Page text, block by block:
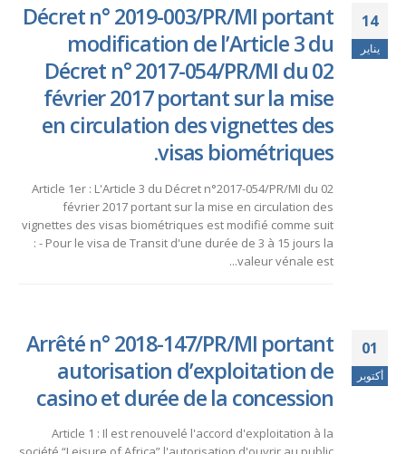
14
يناير
Décret n° 2019-003/PR/MI portant
modification de l’Article 3 du
Décret n° 2017-054/PR/MI du 02
février 2017 portant sur la mise
en circulation des vignettes des
visas biométriques.
Article 1er : L'Article 3 du Décret n°2017-054/PR/MI du 02
février 2017 portant sur la mise en circulation des
vignettes des visas biométriques est modifié comme suit
: - Pour le visa de Transit d'une durée de 3 à 15 jours la
valeur vénale est...
01
أكتوبر
Arrêté n° 2018-147/PR/MI portant
autorisation d’exploitation de
casino et durée de la concession
Article 1 : Il est renouvelé l'accord d'exploitation à la